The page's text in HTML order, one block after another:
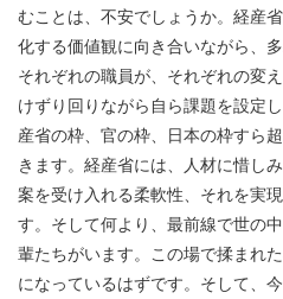
むことは、不安でしょうか。経産
化する価値観に向き合いながら、
それぞれの職員が、それぞれの変
けずり回りながら自ら課題を設定
産省の枠、官の枠、日本の枠すら
きます。経産省には、人材に惜し
案を受け入れる柔軟性、それを実
す。そして何より、最前線で世の
輩たちがいます。この場で揉まれ
になっているはずです。そして、